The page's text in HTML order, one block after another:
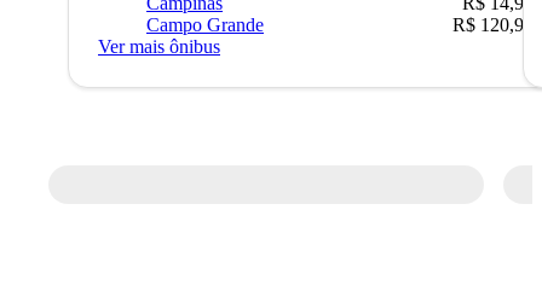
Campo Grande
R$ 120,90
Ver mais ônibus